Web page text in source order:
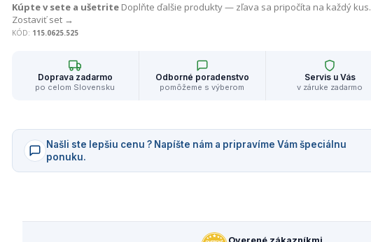
Kúpte v sete a ušetrite Doplňte ďalšie produkty — zľava sa pripočíta na každý kus.
Zostaviť set →
KÓD: 115.0625.525
Doprava zadarmo
po celom Slovensku
Odborné poradenstvo
pomôžeme s výberom
Servis u Vás
v záruke zadarmo
Našli ste lepšiu cenu ? Napíšte nám a pripravíme Vám špeciálnu
ponuku.